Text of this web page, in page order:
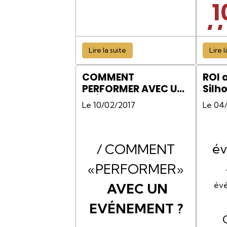
Lire la suite
//Lire
COMMENT
PERFORMER AVEC UN
EVÉNEMENT ?
Le 10/02/2017
/ COMMENT
«PERFORMER»
AVEC UN
EVÉNEMENT ?
ROI
Le